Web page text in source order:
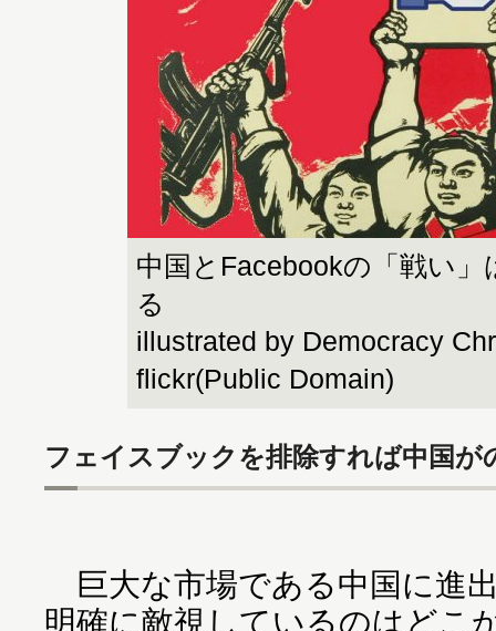
中国とFacebookの「戦い
る
illustrated by Democracy
flickr(Public Domain)
フェイスブックを排除すれば中国が
巨大な市場である中国に進
明確に敵視しているのはど